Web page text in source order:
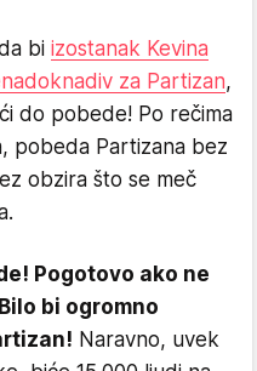
bi izostanak Kevina
za Partizan,
do pobede! Po rečima
pobeda Partizana bez
obzira što se meč
Pogotovo ako ne
bi ogromno
Naravno, uvek